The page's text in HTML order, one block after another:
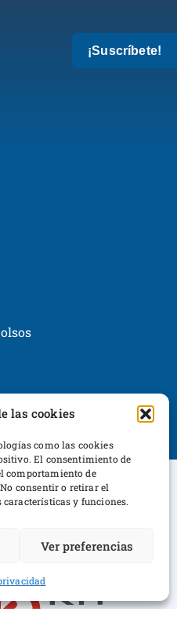
las cookies
como las cookies
El consentimiento de
comportamiento de
consentir o retirar el
y funciones.
Ver preferencias
¡Suscríbete!